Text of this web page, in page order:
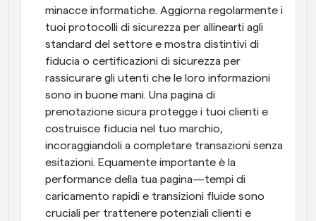
minacce informatiche. Aggiorna regolarmente i
tuoi protocolli di sicurezza per allinearti agli
standard del settore e mostra distintivi di
fiducia o certificazioni di sicurezza per
rassicurare gli utenti che le loro informazioni
sono in buone mani. Una pagina di
prenotazione sicura protegge i tuoi clienti e
costruisce fiducia nel tuo marchio,
incoraggiandoli a completare transazioni senza
esitazioni. Equamente importante è la
performance della tua pagina—tempi di
caricamento rapidi e transizioni fluide sono
cruciali per trattenere potenziali clienti e